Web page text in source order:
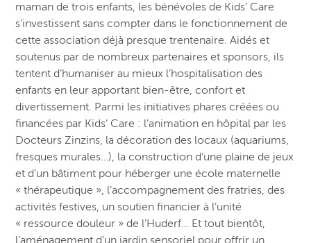
maman de trois enfants, les bénévoles de Kids’ Care
s’investissent sans compter dans le fonctionnement de
cette association déjà presque trentenaire. Aidés et
soutenus par de nombreux partenaires et sponsors, ils
tentent d’humaniser au mieux l’hospitalisation des
enfants en leur apportant bien-être, confort et
divertissement. Parmi les initiatives phares créées ou
financées par Kids’ Care : l’animation en hôpital par les
Docteurs Zinzins, la décoration des locaux (aquariums,
fresques murales…), la construction d’une plaine de jeux
et d’un bâtiment pour héberger une école maternelle
« thérapeutique », l’accompagnement des fratries, des
activités festives, un soutien financier à l’unité
« ressource douleur » de l’Huderf… Et tout bientôt,